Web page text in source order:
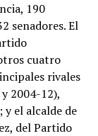
190
senadores. El
cuatro
rivales
2004-12),
y el alcalde de
del Partido